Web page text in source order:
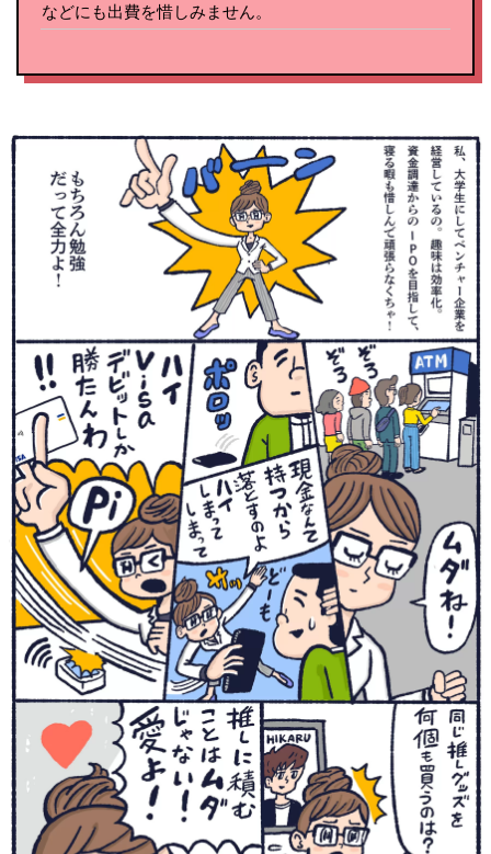
などにも出費を惜しみません。